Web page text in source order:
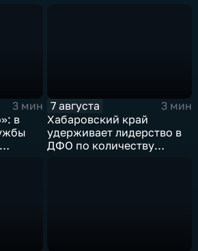
3 мин
в
7 августа
3 мин
Хабаровский край
удерживает лидерство в
ДФО по количеству